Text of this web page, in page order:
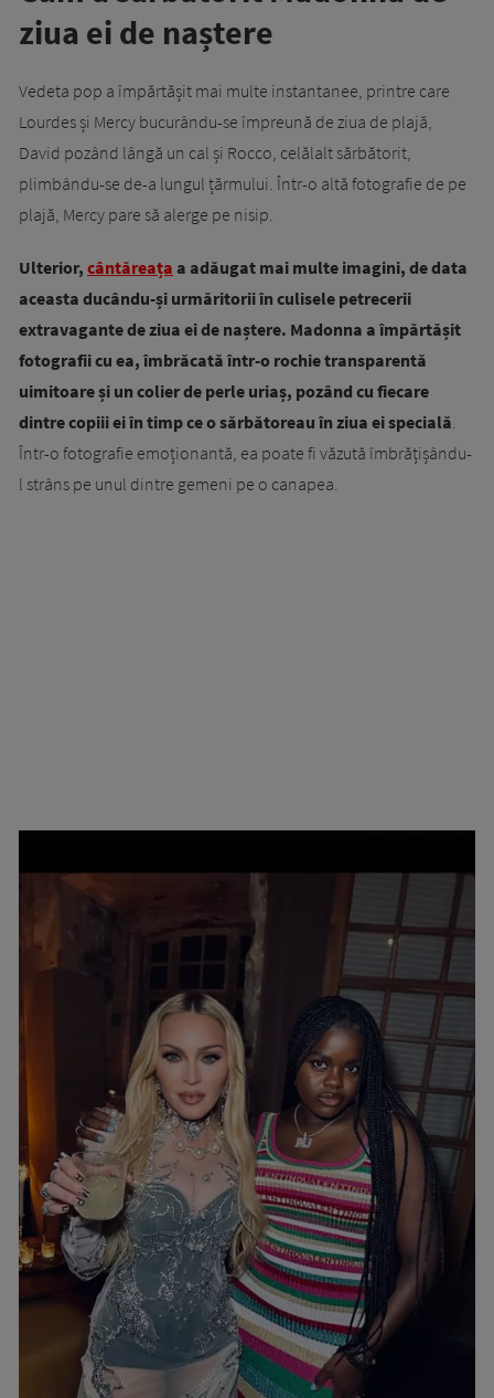
ziua ei de naștere
Vedeta pop a împărtășit mai multe instantanee, printre care
Lourdes și Mercy bucurându-se împreună de ziua de plajă,
David pozând lângă un cal și Rocco, celălalt sărbătorit,
plimbându-se de-a lungul țărmului. Într-o altă fotografie de pe
plajă, Mercy pare să alerge pe nisip.
Ulterior, cântăreața a adăugat mai multe imagini, de data
aceasta ducându-și urmăritorii în culisele petrecerii
extravagante de ziua ei de naștere. Madonna a împărtășit
fotografii cu ea, îmbrăcată într-o rochie transparentă
uimitoare și un colier de perle uriaș, pozând cu fiecare
dintre copiii ei în timp ce o sărbătoreau în ziua ei specială.
Într-o fotografie emoționantă, ea poate fi văzută îmbrățișându-
l strâns pe unul dintre gemeni pe o canapea.